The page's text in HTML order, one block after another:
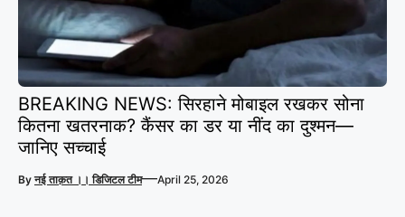
BREAKING NEWS: सिरहाने मोबाइल रखकर सोना
कितना खतरनाक? कैंसर का डर या नींद का दुश्मन—
जानिए सच्चाई
Byनई ताक़त ।। डिजिटल टीम—April 25, 2026